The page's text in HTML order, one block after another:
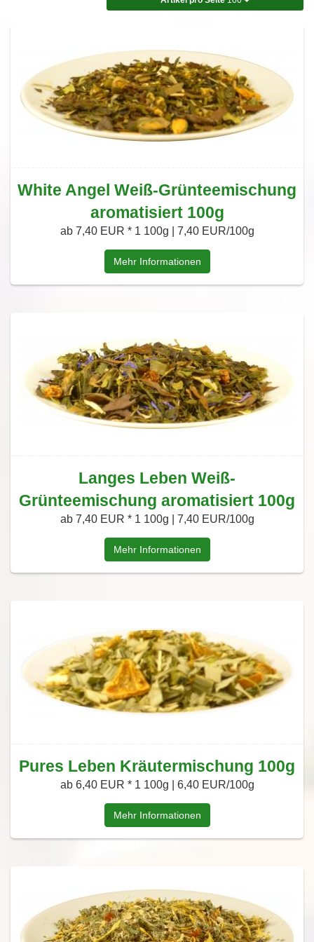
White Angel Weiß-Grünteemischung
aromatisiert 100g
ab 7,40 EUR * 1 100g | 7,40 EUR/100g
Mehr Informationen
Langes Leben Weiß-
Grünteemischung aromatisiert 100g
ab 7,40 EUR * 1 100g | 7,40 EUR/100g
Mehr Informationen
Pures Leben Kräutermischung 100g
ab 6,40 EUR * 1 100g | 6,40 EUR/100g
Mehr Informationen